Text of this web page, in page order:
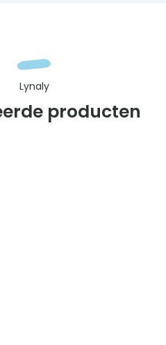
producten
Lynaly